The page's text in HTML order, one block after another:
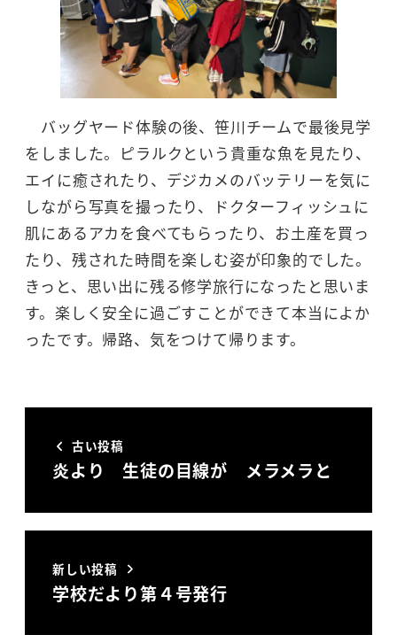
バッグヤード体験の後、笹川チームで最後見学
をしました。ピラルクという貴重な魚を見たり、
エイに癒されたり、デジカメのバッテリーを気に
しながら写真を撮ったり、ドクターフィッシュに
肌にあるアカを食べてもらったり、お土産を買っ
たり、残された時間を楽しむ姿が印象的でした。
きっと、思い出に残る修学旅行になったと思いま
す。楽しく安全に過ごすことができて本当によか
ったです。帰路、気をつけて帰ります。
古い投稿
炎より 生徒の目線が メラメラと
新しい投稿
学校だより第４号発行